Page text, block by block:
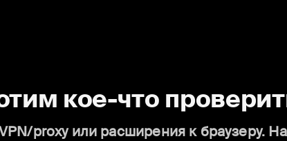
кое-что
proxy или расширения к браузеру.